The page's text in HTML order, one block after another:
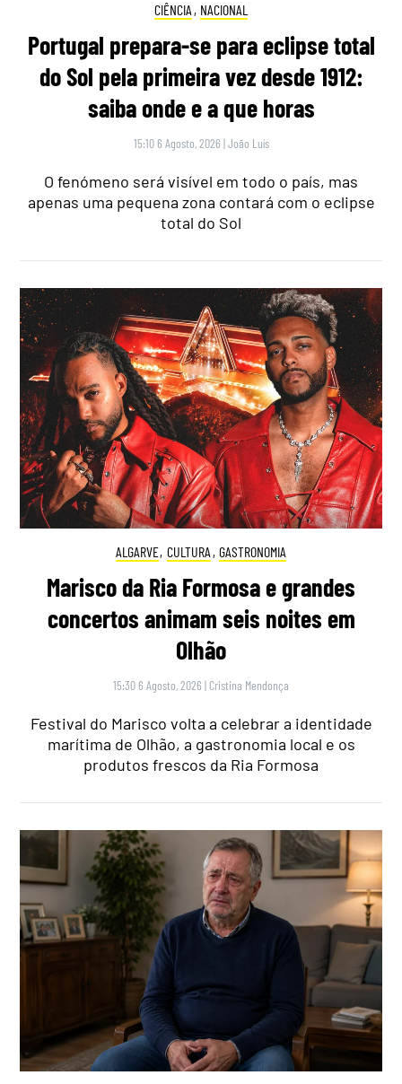
CIÊNCIA , NACIONAL
Portugal prepara-se para eclipse total
do Sol pela primeira vez desde 1912:
saiba onde e a que horas
15:10 6 Agosto, 2026 |João Luís
O fenómeno será visível em todo o país, mas
apenas uma pequena zona contará com o eclipse
total do Sol
ALGARVE, CULTURA , GASTRONOMIA
Marisco da Ria Formosa e grandes
concertos animam seis noites em
Olhão
15:30 6 Agosto, 2026 | Cristina Mendonça
Festival do Marisco volta a celebrar a identidade
marítima de Olhão, a gastronomia local e os
produtos frescos da Ria Formosa